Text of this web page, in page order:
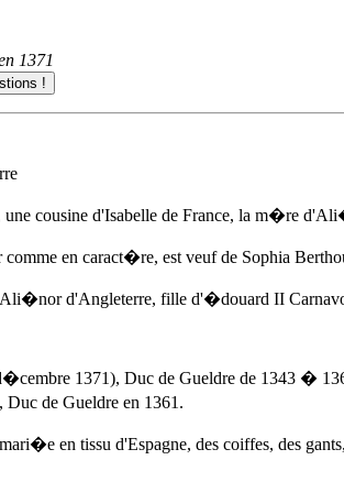
1371
une cousine d'Isabelle de France, la m�re
en caract�re, est veuf de Sophia
Ali�nor d'Angleterre, fille d'�douard II
1371), Duc de Gueldre de 1343 �
de Gueldre en 1361.
en tissu d'Espagne, des coiffes, des